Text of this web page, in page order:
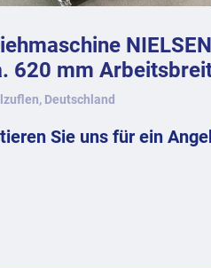
620 mm
Deutschland
Sie uns für ein